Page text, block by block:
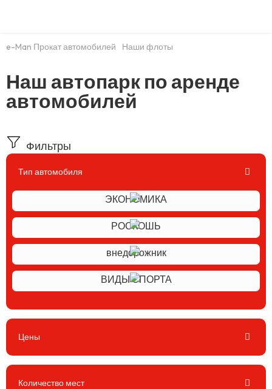
e-Man Прокат автомобилей Наши флоты
Наш автопарк по аренде
автомобилей
Фильтры
Тип автомобиля
ЭКОНОМИКА
РОСКОШЬ
внедорожник
ВИДЫ СПОРТА
Цены
Количество мест